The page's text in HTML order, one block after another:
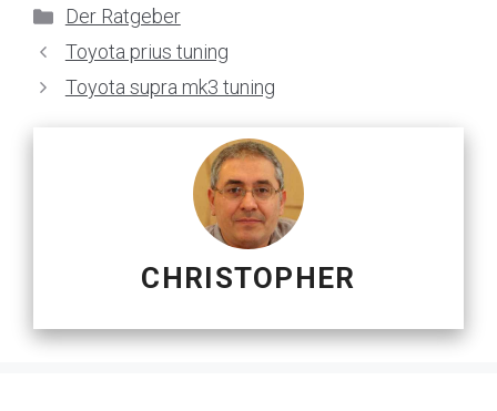
Kategorien
Der Ratgeber
Toyota prius tuning
Toyota supra mk3 tuning
CHRISTOPHER